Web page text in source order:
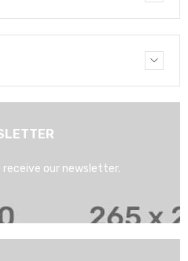
our newsletter.